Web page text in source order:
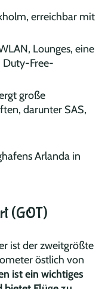
erreichbar mit
Lounges, eine
Duty-Free-
große
darunter SAS,
(GOT)
ist der zweitgrößte
östlich von
ist ein wichtiges